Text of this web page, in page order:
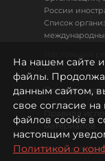
России
Список
18+
Политика
Правила
материалов
Охрана труда
На нашем сайте
файлы.
данным сайтом,
свое согласие
файлов cookie в
настоящим
Политикой о